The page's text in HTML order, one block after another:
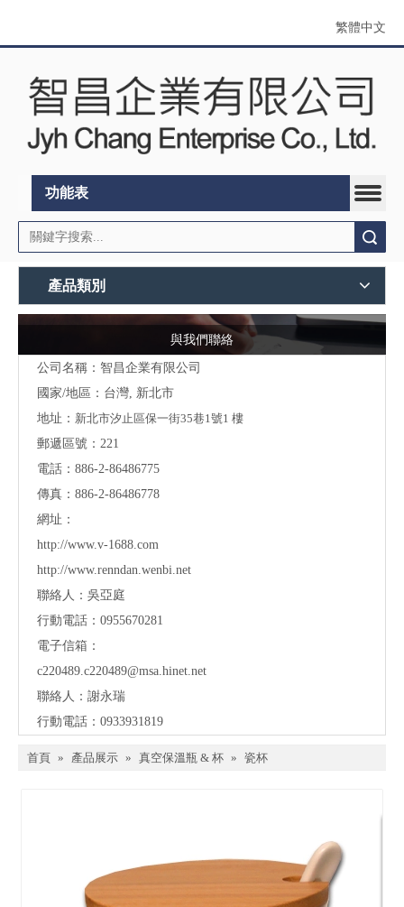
繁體中文
功能表
產品類別
與我們聯絡
公司名稱：智昌企業有限公司
國家/地區：台灣, 新北市
地址： 新北市汐止區保一街35巷1號1 樓
郵遞區號：221
電話：886-2-86486775
傳真：886-2-86486778
網址：
http://www.v-1688.com
http://www.renndan.wenbi.net
聯絡人：吳亞庭
行動電話：0955670281
電子信箱：
c220489.c220489@msa.hinet.net
聯絡人：謝永瑞
行動電話：0933931819
首頁 » 產品展示 » 真空保溫瓶 & 杯 » 瓷杯